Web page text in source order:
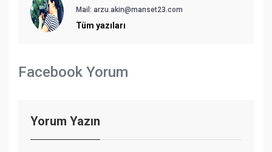
Mail: arzu.akin@manset23.com
Tüm yazıları
Facebook Yorum
Yorum Yazın